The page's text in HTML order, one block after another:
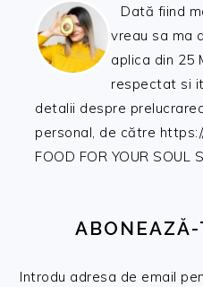
Dată fiind
vreau sa ma
aplica din 25
respectat si
detalii despre
personal, de către
FOOD FOR YOUR SOUL
Introdu adresa de email